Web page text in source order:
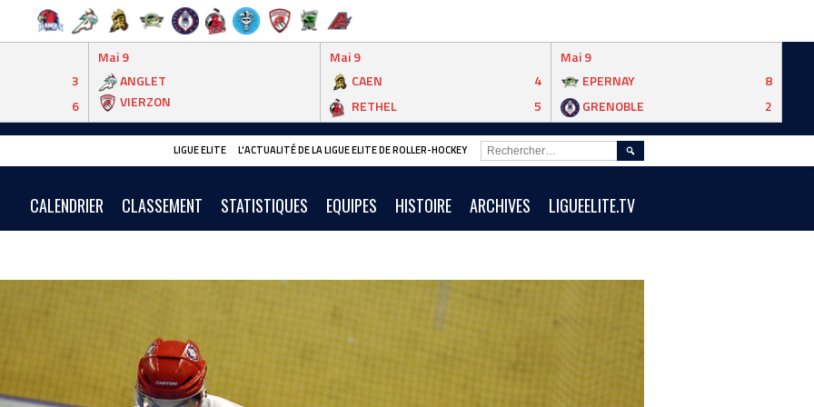
3
6
Mai 9
ANGLET
VIERZON
Mai 9
CAEN
4
RETHEL
5
Mai 9
EPERNAY
8
GRENOBLE
2
LIGUE ELITE L'ACTUALITÉ DE LA LIGUE ELITE DE ROLLER-HOCKEY
CALENDRIER CLASSEMENT STATISTIQUES EQUIPES HISTOIRE ARCHIVES LIGUEELITE.TV
RECHERCHER :